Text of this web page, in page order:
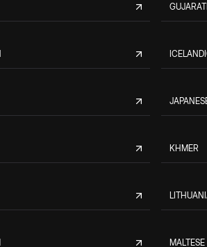
GUJARATI
KHMER
MALTESE